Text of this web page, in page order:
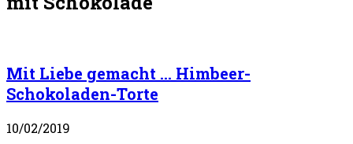
Mit Liebe gemacht … Himbeer-
Schokoladen-Torte
10/02/2019